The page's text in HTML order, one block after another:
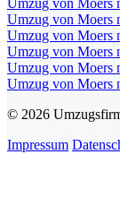
Umzug von Moers
Umzug von Moers
Umzug von Moers
Umzug von Moers
Umzug von Moers
Umzug von Moers
© 2026
Impressum